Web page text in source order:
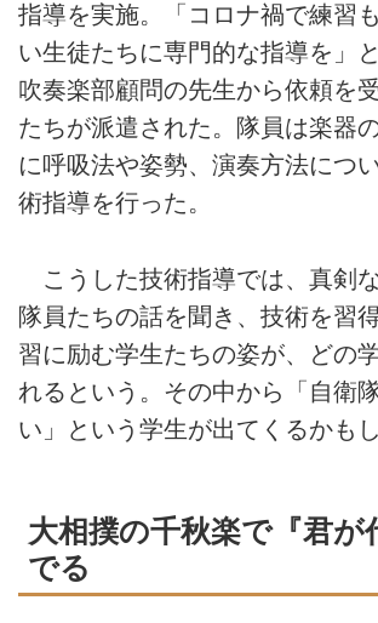
指導を実施。「コロナ禍で練習
い生徒たちに専門的な指導を」
吹奏楽部顧問の先生から依頼を
たちが派遣された。隊員は楽器
に呼吸法や姿勢、演奏方法につ
術指導を行った。
こうした技術指導では、真剣
隊員たちの話を聞き、技術を習
習に励む学生たちの姿が、どの
れるという。その中から「自衛
い」という学生が出てくるかもし
大相撲の千秋楽で『君が
でる